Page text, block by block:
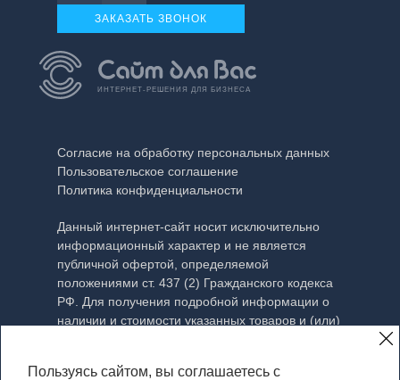
ЗАКАЗАТЬ ЗВОНОК
ИНТЕРНЕТ-РЕШЕНИЯ ДЛЯ БИЗНЕСА
Согласие на обработку персональных данных
Пользовательское соглашение
Политика конфиденциальности
Данный интернет-сайт носит исключительно
информационный характер и не является
публичной офертой, определяемой
положениями ст. 437 (2) Гражданского кодекса
РФ. Для получения подробной информации о
наличии и стоимости указанных товаров и (или)
телефону.
Пользуясь сайтом, вы соглашаетесь с